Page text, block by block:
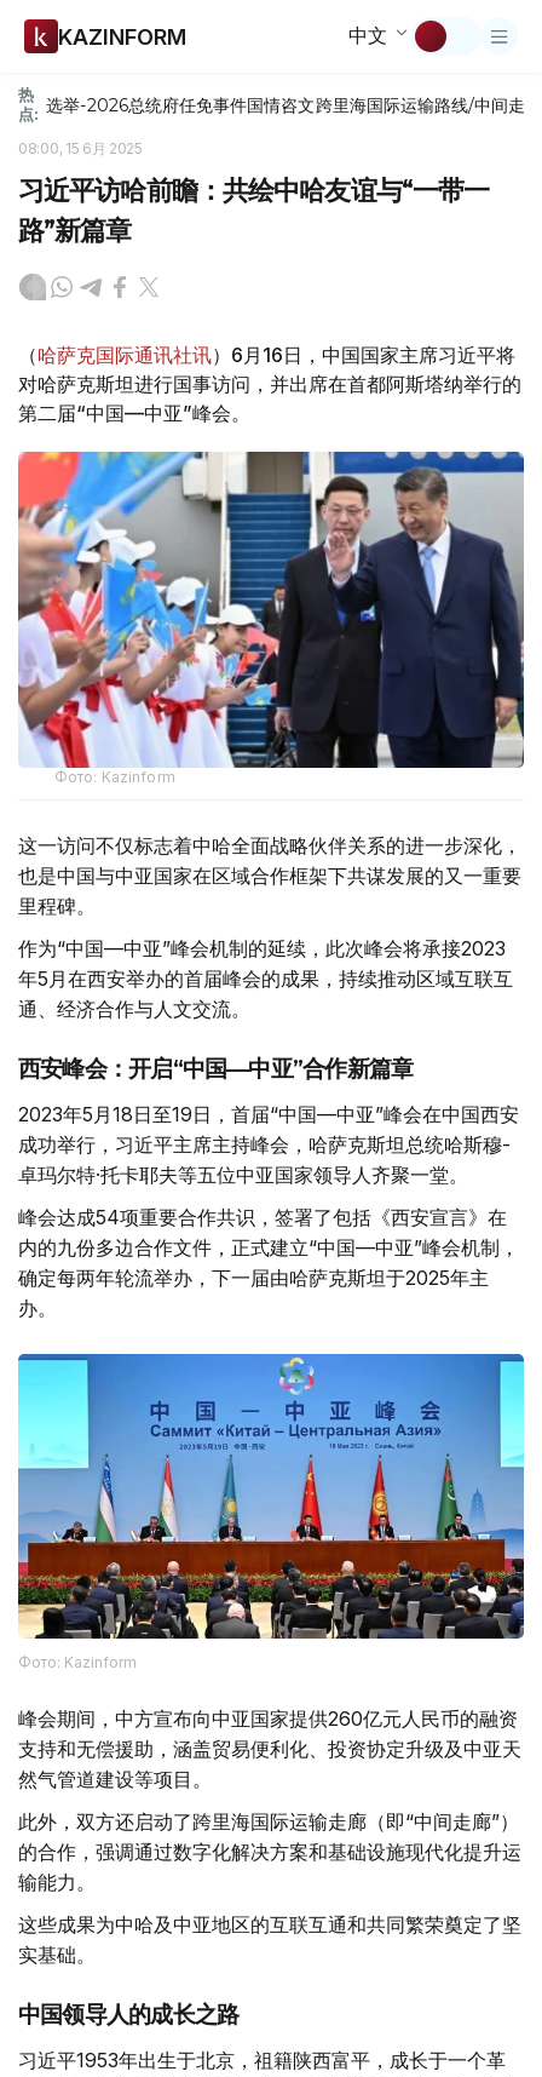
KAZINFORM 中文
热
点: 选举-2026总统府任免事件国情咨文跨里海国际运输路线/中间走廊
08:00, 15 6月 2025
习近平访哈前瞻：共绘中哈友谊与“一带一
路”新篇章
（哈萨克国际通讯社讯）6月16日，中国国家主席习近平将
对哈萨克斯坦进行国事访问，并出席在首都阿斯塔纳举行的
第二届“中国—中亚”峰会。
Фото: Kazinform
这一访问不仅标志着中哈全面战略伙伴关系的进一步深化，
也是中国与中亚国家在区域合作框架下共谋发展的又一重要
里程碑。
作为“中国—中亚”峰会机制的延续，此次峰会将承接2023
年5月在西安举办的首届峰会的成果，持续推动区域互联互
通、经济合作与人文交流。
西安峰会：开启“中国—中亚”合作新篇章
2023年5月18日至19日，首届“中国—中亚”峰会在中国西安
成功举行，习近平主席主持峰会，哈萨克斯坦总统哈斯穆-
卓玛尔特·托卡耶夫等五位中亚国家领导人齐聚一堂。
峰会达成54项重要合作共识，签署了包括《西安宣言》在
内的九份多边合作文件，正式建立“中国—中亚”峰会机制，
确定每两年轮流举办，下一届由哈萨克斯坦于2025年主
办。
Фото: Kazinform
峰会期间，中方宣布向中亚国家提供260亿元人民币的融资
支持和无偿援助，涵盖贸易便利化、投资协定升级及中亚天
然气管道建设等项目。
此外，双方还启动了跨里海国际运输走廊（即“中间走廊”）
的合作，强调通过数字化解决方案和基础设施现代化提升运
输能力。
这些成果为中哈及中亚地区的互联互通和共同繁荣奠定了坚
实基础。
中国领导人的成长之路
习近平1953年出生于北京，祖籍陕西富平，成长于一个革